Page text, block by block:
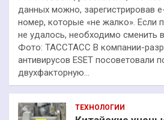
данных можно, зарегистрировав
номер, которые «не жалко». Если
не удалось, необходимо сменить
Фото: ТАССТАСС В компании-
антивирусов ESET посоветовали
двухфакторную…
ТЕХНОЛОГИИ